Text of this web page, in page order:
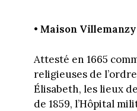
• Maison Villemanzy
Attesté en 1665
religieuses de
Élisabeth, les lieux
de 1859, l’Hôpital